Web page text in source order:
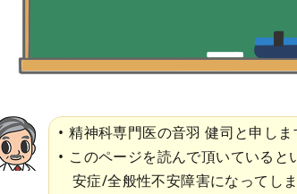
精神科専門医の音羽 健司と申しま
このページを読んで頂いている
安症/全般性不安障害になってし